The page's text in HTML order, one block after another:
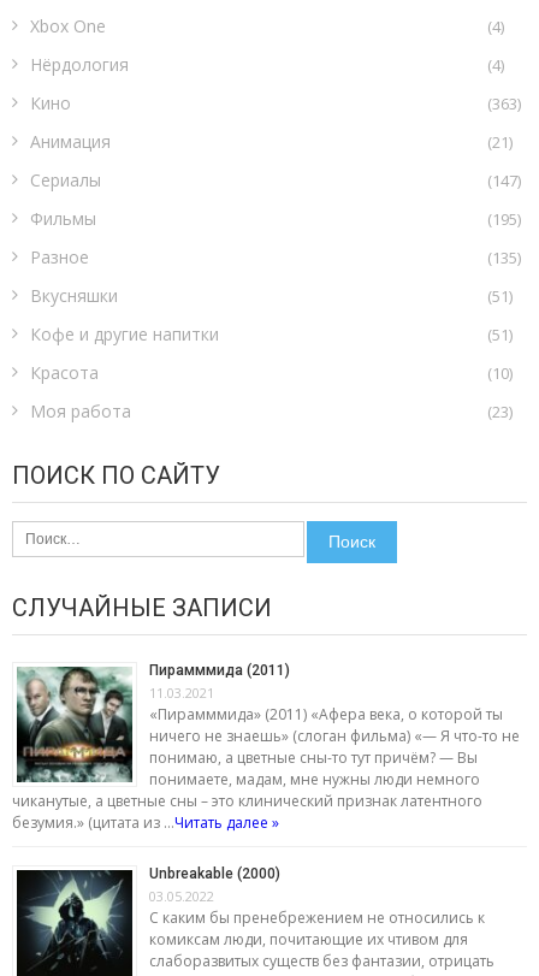
Xbox One (4)
Нёрдология (4)
Кино (363)
Анимация (21)
Сериалы (147)
Фильмы (195)
Разное (135)
Вкусняшки (51)
Кофе и другие напитки (51)
Красота (10)
Моя работа (23)
ПОИСК ПО САЙТУ
Найти:
СЛУЧАЙНЫЕ ЗАПИСИ
Пирамммида (2011)
11.03.2021
«Пирамммида» (2011) «Афера века, о которой ты
ничего не знаешь» (слоган фильма) «— Я что-то не
понимаю, а цветные сны-то тут причём? — Вы
понимаете, мадам, мне нужны люди немного
чиканутые, а цветные сны – это клинический признак латентного
безумия.» (цитата из …Читать далее »
Unbreakable (2000)
03.05.2022
С каким бы пренебрежением не относились к
комиксам люди, почитающие их чтивом для
слаборазвитых существ без фантазии, отрицать